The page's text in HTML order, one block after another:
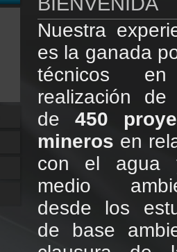
Nuestra
es la ganada
técnicos
realización de
de 450
mineros en
con el agua
medio
desde los
de base